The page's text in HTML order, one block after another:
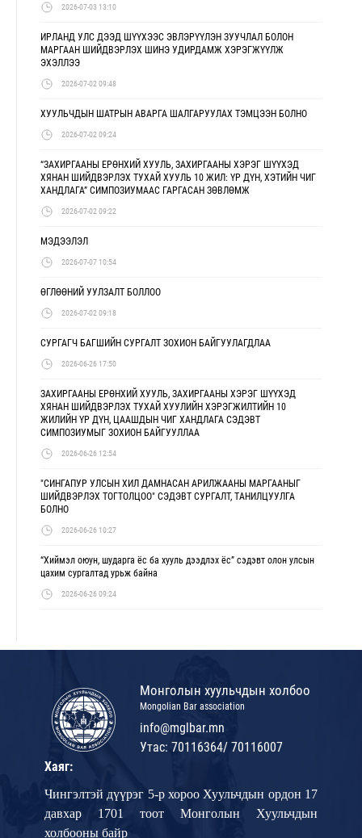
2026-07-03 13:10
ИРЛАНД УЛС ДЭЭД ШҮҮХЭЭС ЭВЛЭРҮҮЛЭН ЗУУЧЛАЛ БОЛОН
МАРГААН ШИЙДВЭРЛЭХ ШИНЭ УДИРДАМЖ ХЭРЭГЖҮҮЛЖ
ЭХЭЛЛЭЭ
2026-07-02 09:48
ХУУЛЬЧДЫН ШАТРЫН АВАРГА ШАЛГАРУУЛАХ ТЭМЦЭЭН БОЛНО
2026-07-02 09:24
“ЗАХИРГААНЫ ЕРӨНХИЙ ХУУЛЬ, ЗАХИРГААНЫ ХЭРЭГ ШҮҮХЭД
ХЯНАН ШИЙДВЭРЛЭХ ТУХАЙ ХУУЛЬ 10 ЖИЛ: ҮР ДҮН, ХЭТИЙН ЧИГ
ХАНДЛАГА” СИМПОЗИУМААС ГАРГАСАН ЗӨВЛӨМЖ
2026-07-02 09:22
МЭДЭЭЛЭЛ
2026-07-07 10:54
ӨГЛӨӨНИЙ УУЛЗАЛТ БОЛЛОО
2026-07-02 09:18
СУРГАГЧ БАГШИЙН СУРГАЛТ ЗОХИОН БАЙГУУЛАГДЛАА
2026-06-26 17:50
ЗАХИРГААНЫ ЕРӨНХИЙ ХУУЛЬ, ЗАХИРГААНЫ ХЭРЭГ ШҮҮХЭД
ХЯНАН ШИЙДВЭРЛЭХ ТУХАЙ ХУУЛИЙН ХЭРЭГЖИЛТИЙН 10
ЖИЛИЙН ҮР ДҮН, ЦААШДЫН ЧИГ ХАНДЛАГА СЭДЭВТ
СИМПОЗИУМЫГ ЗОХИОН БАЙГУУЛЛАА
2026-06-26 12:54
"СИНГАПУР УЛСЫН ХИЛ ДАМНАСАН АРИЛЖААНЫ МАРГААНЫГ
ШИЙДВЭРЛЭХ ТОГТОЛЦОО" СЭДЭВТ СУРГАЛТ, ТАНИЛЦУУЛГА
БОЛНО
2026-06-26 10:27
“Хиймэл оюун, шударга ёс ба хууль дээдлэх ёс” сэдэвт олон улсын
цахим сургалтад урьж байна
2026-06-26 09:24
Монголын хуульчдын холбоо
Mongolian Bar association
info@mglbar.mn
Утас: 70116364/ 70116007
Хаяг:
Чингэлтэй дүүрэг 5-р хороо Хуульчдын ордон 17
давхар 1701 тоот Монголын Хуульчдын
холбооны байр